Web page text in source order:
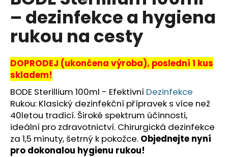
z
5
hvězdiček.
– dezinfekce a hygiena
rukou na cesty
DOPRODEJ (ukončena výroba), poslední 1 kus
skladem!
BODE Sterillium 100ml - Efektivní Dezinfekce
Rukou: Klasický dezinfekční přípravek s více než
40letou tradicí. Široké spektrum účinnosti,
ideální pro zdravotnictví. Chirurgická dezinfekce
za 1,5 minuty, šetrný k pokožce. Objednejte nyní
pro dokonalou hygienu rukou!
a
í
t
?
HLEDAT